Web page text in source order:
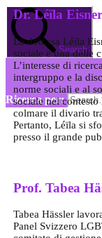
Search
Ricerca per:
Dr. Léïla Eisner
La dott.ssa Léïla
sociale e una delle
L’interesse di
intergruppo e la
norme sociali e al
sociale nel
colmare il divario
Pertanto, Léïla si
presso il grande
Prof. Tabea
Tabea Hässler
Panel Svizzero